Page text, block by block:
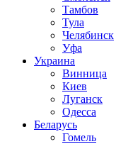
Тамбов
Тула
Челябинск
Уфа
Украина
Винница
Киев
Луганск
Одесса
Беларусь
Гомель